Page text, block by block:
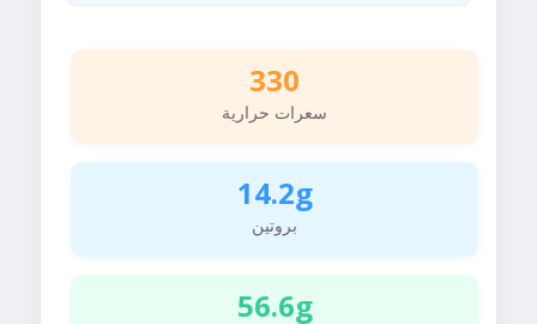
330
سعرات حرارية
14.2g
بروتين
56.6g